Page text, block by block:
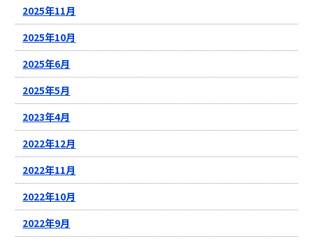
2025年11月
2025年10月
2025年6月
2025年5月
2023年4月
2022年12月
2022年11月
2022年10月
2022年9月